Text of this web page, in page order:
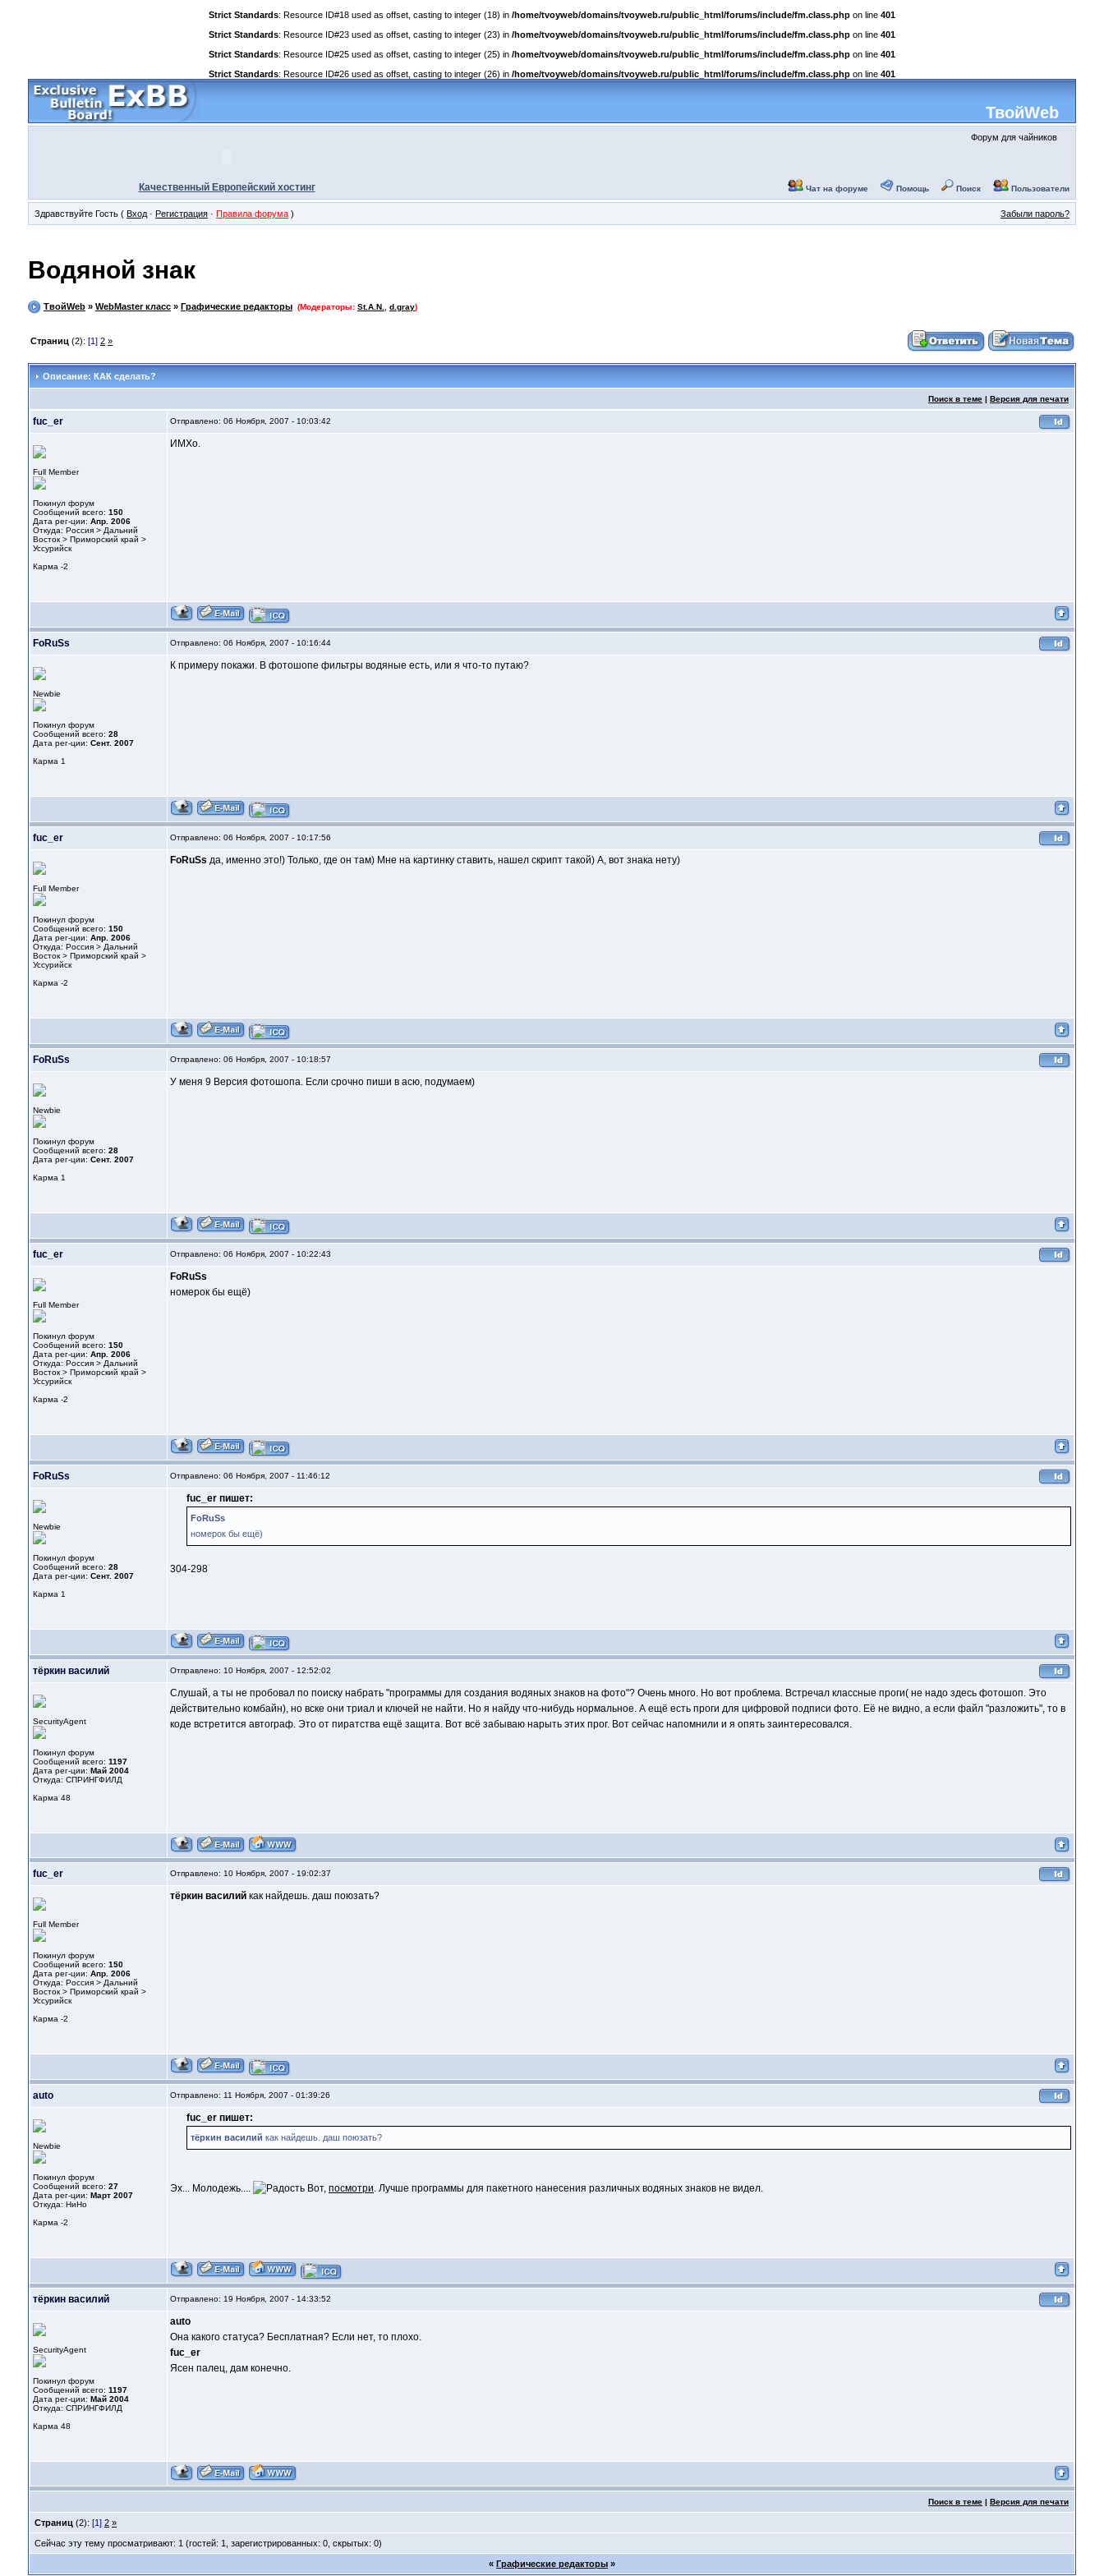
Strict Standards: Resource ID#18 used as offset, casting to integer (18) in /home/tvoyweb/domains/tvoyweb.ru/public_html/forums/include/fm.class.php on line 401
Strict Standards: Resource ID#23 used as offset, casting to integer (23) in /home/tvoyweb/domains/tvoyweb.ru/public_html/forums/include/fm.class.php on line 401
Strict Standards: Resource ID#25 used as offset, casting to integer (25) in /home/tvoyweb/domains/tvoyweb.ru/public_html/forums/include/fm.class.php on line 401
Strict Standards: Resource ID#26 used as offset, casting to integer (26) in /home/tvoyweb/domains/tvoyweb.ru/public_html/forums/include/fm.class.php on line 401
ТвойWeb
Качественный Европейский хостинг
Форум для чайников
Чат на форуме Помощь Поиск Пользователи
Здравствуйте Гость ( Вход · Регистрация · Правила форума ) Забыли пароль?
Водяной знак
ТвойWeb » WebMaster класс » Графические редакторы (Модераторы: St.A.N. d.gray)
Страниц (2): [1] 2 »
Описание: КАК сделать?
Поиск в теме | Версия для печати
fuc_er Отправлено: 06 Ноября, 2007 - 10:03:42
Full Member
Покинул форум
Сообщений всего: 150
Дата рег-ции: Апр. 2006
Откуда: Россия > Дальний
Восток > Приморский край >
Уссурийск
Карма -2
ИМХо.
FoRuSs Отправлено: 06 Ноября, 2007 - 10:16:44
Newbie
Покинул форум
Сообщений всего: 28
Дата рег-ции: Сент. 2007
Карма 1
К примеру покажи. В фотошопе фильтры водяные есть, или я что-то путаю?
fuc_er Отправлено: 06 Ноября, 2007 - 10:17:56
Full Member
Покинул форум
Сообщений всего: 150
Дата рег-ции: Апр. 2006
Откуда: Россия > Дальний
Восток > Приморский край >
Уссурийск
Карма -2
FoRuSs да, именно это!) Только, где он там) Мне на картинку ставить, нашел скрипт такой) А, вот знака нету)
FoRuSs Отправлено: 06 Ноября, 2007 - 10:18:57
Newbie
Покинул форум
Сообщений всего: 28
Дата рег-ции: Сент. 2007
Карма 1
У меня 9 Версия фотошопа. Если срочно пиши в асю, подумаем)
fuc_er Отправлено: 06 Ноября, 2007 - 10:22:43
Full Member
Покинул форум
Сообщений всего: 150
Дата рег-ции: Апр. 2006
Откуда: Россия > Дальний
Восток > Приморский край >
Уссурийск
Карма -2
FoRuSs
номерок бы ещё)
FoRuSs Отправлено: 06 Ноября, 2007 - 11:46:12
Newbie
Покинул форум
Сообщений всего: 28
Дата рег-ции: Сент. 2007
Карма 1
fuc_er пишет:
FoRuSs
номерок бы ещё)
304-298
тёркин василий Отправлено: 10 Ноября, 2007 - 12:52:02
SecurityAgent
Покинул форум
Сообщений всего: 1197
Дата рег-ции: Май 2004
Откуда: СПРИНГФИЛД
Карма 48
Слушай, а ты не пробовал по поиску набрать "программы для создания водяных знаков на фото"? Очень много. Но вот проблема. Встречал классные проги( не надо здесь фотошоп. Это
действительно комбайн), но вске они триал и ключей не найти. Но я найду что-нибудь нормальное. А ещё есть проги для цифровой подписи фото. Её не видно, а если файл "разложить", то в
коде встретится автограф. Это от пиратства ещё защита. Вот всё забываю нарыть этих прог. Вот сейчас напомнили и я опять заинтересовался.
fuc_er Отправлено: 10 Ноября, 2007 - 19:02:37
Full Member
Покинул форум
Сообщений всего: 150
Дата рег-ции: Апр. 2006
Откуда: Россия > Дальний
Восток > Приморский край >
Уссурийск
Карма -2
тёркин василий как найдешь. даш поюзать?
auto Отправлено: 11 Ноября, 2007 - 01:39:26
Newbie
Покинул форум
Сообщений всего: 27
Дата рег-ции: Март 2007
Откуда: НиНо
Карма -2
fuc_er пишет:
тёркин василий как найдешь. даш поюзать?
Эх... Молодежь.... Вот, посмотри. Лучше программы для пакетного нанесения различных водяных знаков не видел.
тёркин василий Отправлено: 19 Ноября, 2007 - 14:33:52
SecurityAgent
Покинул форум
Сообщений всего: 1197
Дата рег-ции: Май 2004
Откуда: СПРИНГФИЛД
Карма 48
auto
Она какого статуса? Бесплатная? Если нет, то плохо.
fuc_er
Ясен палец, дам конечно.
Поиск в теме | Версия для печати
Страниц (2): [1] 2 »
Сейчас эту тему просматривают: 1 (гостей: 1, зарегистрированных: 0, скрытых: 0)
« Графические редакторы »